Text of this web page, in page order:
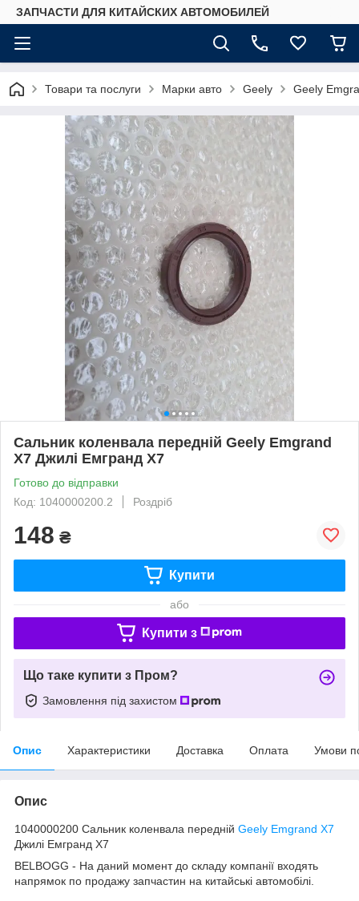
ЗАПЧАСТИ ДЛЯ КИТАЙСКИХ АВТОМОБИЛЕЙ
Товари та послуги Марки авто Geely Geely
Сальник коленвала передній Geely Emgrand
X7 Джилі Емгранд Х7
Готово до відправки
Код: 1040000200.2
Роздріб
148 ₴
Купити
або
Купити з
Що таке купити з Пром?
Замовлення під захистом
Опис Характеристики Доставка Оплата Умови
Опис
1040000200 Сальник коленвала передній Geely Emgrand X7
Джилі Емгранд Х7
BELBOGG - На даний момент до складу компанії входять
напрямок по продажу запчастин на китайські автомобілі.